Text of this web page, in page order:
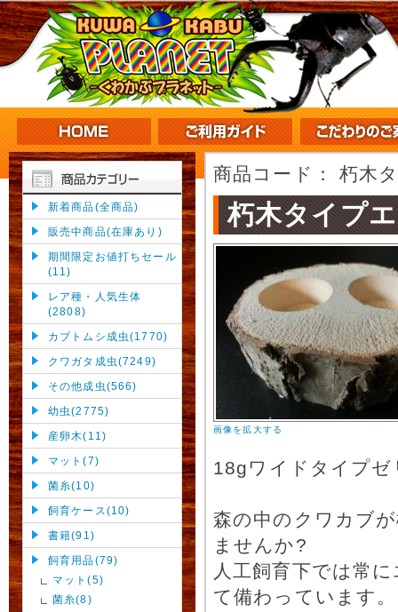
新着商品(全商品)
販売中商品(在庫あり)
期間限定お値打ちセール
(11)
レア種・人気生体
(2808)
カブトムシ成虫(1770)
クワガタ成虫(7249)
その他成虫(566)
幼虫(2775)
産卵木(11)
マット(7)
菌糸(10)
飼育ケース(10)
書籍(91)
飼育用品(79)
マット(5)
菌糸(8)
商品コード：朽木
朽木タイプ
画像を拡大する
18gワイドタイプ
森の中のクワカブ
ませんか?
人工飼育下では常
て備わっています。